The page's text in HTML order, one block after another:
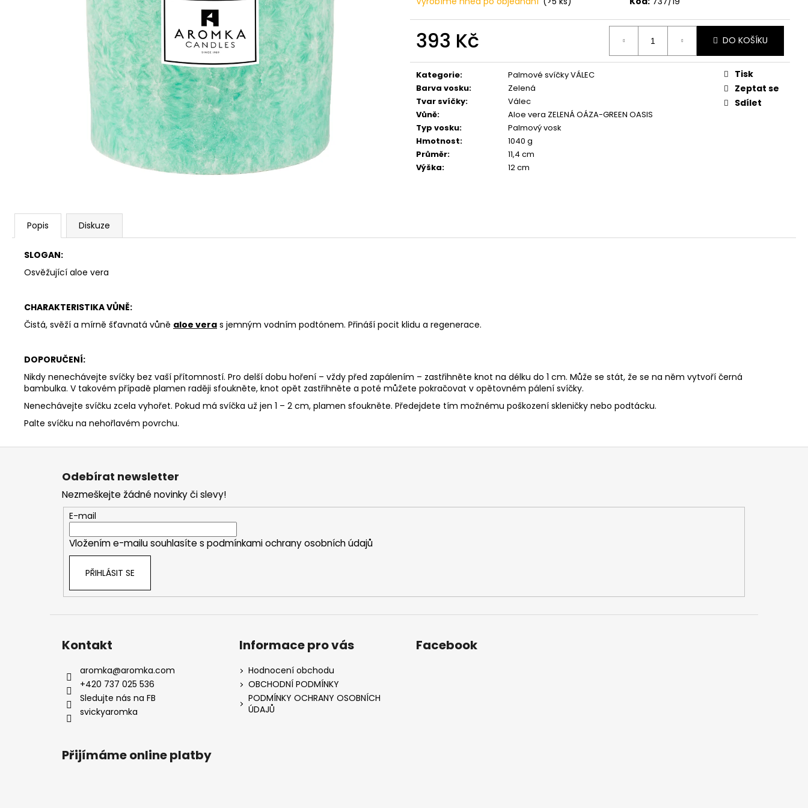
393 Kč
cena:
DO KOŠÍKU
Kategorie:
Palmové svíčky VÁLEC
Barva vosku:
Zelená
Tvar svíčky:
Válec
Vůně:
Aloe vera ZELENÁ OÁZA-GREEN OASIS
Typ vosku:
Palmový vosk
Hmotnost:
1040 g
Průměr:
11,4 cm
Výška: 12 cm
Tisk
Zeptat se
Sdílet
Popis Diskuze
SLOGAN:
Osvěžující aloe vera
CHARAKTERISTIKA VŮNĚ:
Čistá, svěží a mírně šťavnatá vůně aloe vera s jemným vodním podtónem. Přináší pocit klidu a regenerace.
DOPORUČENÍ:
Nikdy nenechávejte svíčky bez vaší přítomností. Pro delší dobu hoření – vždy před zapálením – zastřihněte knot na délku do 1 cm. Může se stát, že se na něm vytvoří černá
bambulka. V takovém případě plamen raději sfoukněte, knot opět zastřihněte a poté můžete pokračovat v opětovném pálení svíčky.
Nenechávejte svíčku zcela vyhořet. Pokud má svíčka už jen 1 – 2 cm, plamen sfoukněte. Předejdete tím možnému poškození skleničky nebo podtácku.
Palte svíčku na nehořlavém povrchu.
PŘÍRODNÍ VONNÁ SVÍČKA SÓJOVÁ -
AROMKA - SET 10 KS ČAJOVÝCH
SVÍČEK V PLECHU - BEZ VŮNĚ
162 Kč
PŘÍRODNÍ VONNÁ SVÍČKA SÓJOVÁ -
AROMKA - SET 10 KS ČAJOVÝCH
SVÍČEK V PLECHU - HEBKÁ LINIE-DEEP
LINE
180 Kč
PŘÍRODNÍ VONNÁ SVÍČKA PALMOVÁ -
VANILKA
99 Kč
Z
Odebírat newsletter
Nezmeškejte žádné novinky či slevy!
E-mail
Vložením e-mailu souhlasíte s podmínkami ochrany osobních údajů
PŘIHLÁSIT SE
Kontakt
aromka@aromka.com
+420 737 025 536
Sledujte nás na FB
svickyaromka
Informace pro vás
Hodnocení obchodu
OBCHODNÍ PODMÍNKY
PODMÍNKY OCHRANY OSOBNÍCH
ÚDAJŮ
Facebook
Přijímáme online platby